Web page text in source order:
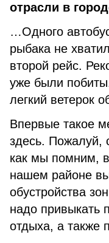
отрасли в
…Одного
рыбака не
второй рейс.
уже были
легкий ветерок
Впервые такое
здесь. Пожалуй,
как мы помним,
нашем районе
обустройства
надо привыкать
отдыха, а также